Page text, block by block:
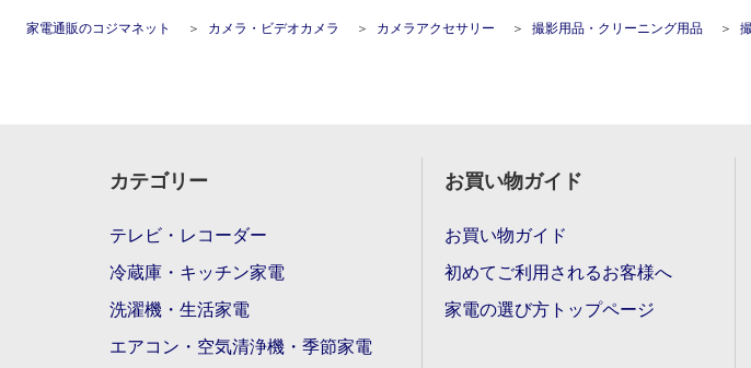
家電通販のコジマネット カメラ・ビデオカメラ カメラアクセサリー 撮影用品・クリーニング用品
カテゴリー
テレビ・レコーダー
冷蔵庫・キッチン家電
洗濯機・生活家電
エアコン・空気清浄機・季節家電
お買い物ガイド
お買い物ガイド
初めてご利用されるお客様へ
家電の選び方トップページ